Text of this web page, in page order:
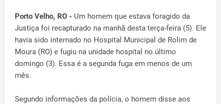
Porto Velho, RO - Um homem que estava foragido da
Justiça foi recapturado na manhã desta terça-feira (5). Ele
havia sido internado no Hospital Municipal de Rolim de
Moura (RO) e fugiu na unidade hospital no último
domingo (3). Essa é a segunda fuga em menos de um
mês.
Segundo informações da polícia, o homem disse aos